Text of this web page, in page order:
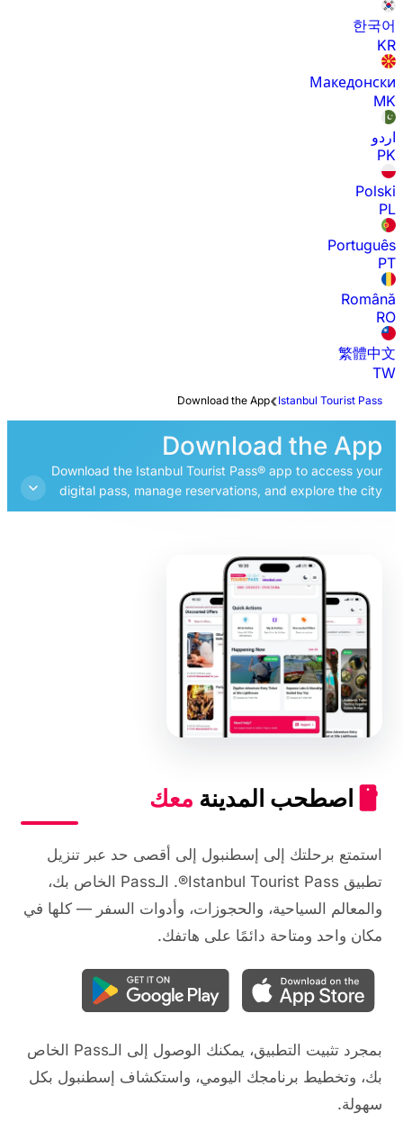
한국어
KR
Македонски
MK
اردو
PK
Polski
PL
Português
PT
Română
RO
繁體中文
TW
Istanbul Tourist Pass
Download the App
Download the App
Download the Istanbul Tourist Pass® app to access your
digital pass, manage reservations, and explore the city
with our interactive guide and audio tours
اصطحب المدينة معك
استمتع برحلتك إلى إسطنبول إلى أقصى حد عبر تنزيل
تطبيق Istanbul Tourist Pass®. الـPass الخاص بك،
والمعالم السياحية، والحجوزات، وأدوات السفر — كلها في
مكان واحد ومتاحة دائمًا على هاتفك.
بمجرد تثبيت التطبيق، يمكنك الوصول إلى الـPass الخاص
بك، وتخطيط برنامجك اليومي، واستكشاف إسطنبول بكل
سهولة.